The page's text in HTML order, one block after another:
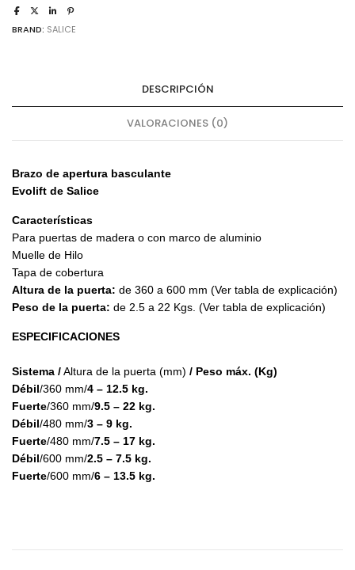
BRAND: SALICE
DESCRIPCIÓN
VALORACIONES (0)
Brazo de apertura basculante
Evolift de Salice
Características
Para puertas de madera o con marco de aluminio
Muelle de Hilo
Tapa de cobertura
Altura de la puerta: de 360 a 600 mm (Ver tabla de explicación)
Peso de la puerta: de 2.5 a 22 Kgs. (Ver tabla de explicación)
ESPECIFICACIONES
Sistema /Altura de la puerta (mm) / Peso máx. (Kg)
Débil/360 mm/4 – 12.5 kg.
Fuerte/360 mm/9.5 – 22 kg.
Débil/480 mm/3 – 9 kg.
Fuerte/480 mm/7.5 – 17 kg.
Débil/600 mm/2.5 – 7.5 kg.
Fuerte/600 mm/6 – 13.5 kg.